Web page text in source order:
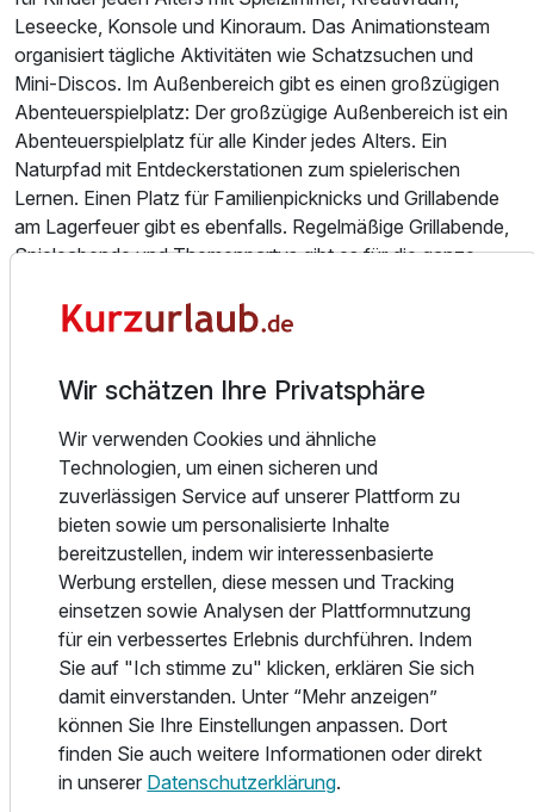
Ausstattung
Zusatznächte
Für 3 Tage p.P. ab567,00 €
Leseecke, Konsole und Kinoraum. Das Animationsteam
organisiert tägliche Aktivitäten wie Schatzsuchen und
Mini-Discos. Im Außenbereich gibt es einen großzügigen
Abenteuerspielplatz: Der großzügige Außenbereich ist ein
Abenteuerspielplatz für alle Kinder jedes Alters. Ein
Naturpfad mit Entdeckerstationen zum spielerischen
Lernen. Einen Platz für Familienpicknicks und Grillabende
am Lagerfeuer gibt es ebenfalls. Regelmäßige Grillabende,
Spieleabende und Themenpartys gibt es für die ganze
Ausstattung und Annehmlichkeiten
Für sportliche Aktivitäten stehen Fahrräder und E-Bikes
Walking-Touren sind ebenso im Angebot wie
Wintersportmöglichkeiten in der Nähe, darunter Skifahren
und Rodeln.
Das Familienhotel Trebesingerhof ist bekannt für seine
herzliche Gastfreundschaft und den hervorragenden
Service. Es ist der ideale Ort für Familienurlaube, bei denen
sowohl Eltern als auch Kinder auf ihre Kosten kommen. Die
Nähe zu zahlreichen Attraktionen, wie dem
Nockalmstraßen-Nationalpark und dem Millstätter See,
macht es zu einem perfekten Ausgangspunkt für
Erkundungstouren.
Ausflugsmöglichkeiten rund um das Familienhotel
Trebesingerhof
Sommer
• Nockalmstraße Nationalpark: Erkunden Sie die
Wir schätzen Ihre Privatsphäre
Wir verwenden Cookies und ähnliche
Technologien, um einen sicheren und
zuverlässigen Service auf unserer Plattform zu
bieten sowie um personalisierte Inhalte
bereitzustellen, indem wir interessenbasierte
Werbung erstellen, diese messen und Tracking
einsetzen sowie Analysen der Plattformnutzung
für ein verbessertes Erlebnis durchführen. Indem
Sie auf "Ich stimme zu" klicken, erklären Sie sich
damit einverstanden. Unter “Mehr anzeigen”
können Sie Ihre Einstellungen anpassen. Dort
finden Sie auch weitere Informationen oder direkt
in unserer Datenschutzerklärung.